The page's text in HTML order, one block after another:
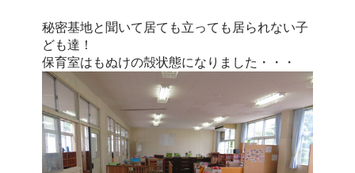
秘密基地と聞いて居ても立っても居られない子
ども達！
保育室はもぬけの殻状態になりました・・・